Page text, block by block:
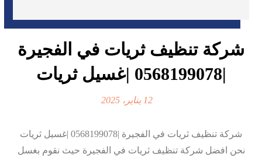
شركة تنظيف ثريات في الفجيرة
|0568199078 |غسيل ثريات
12 يناير، 2025
شركة تنظيف ثريات في الفجيرة |0568199078 |غسيل ثريات
نحن افضل شركة تنظيف ثريات في الفجيرة حيث نقوم بغسل